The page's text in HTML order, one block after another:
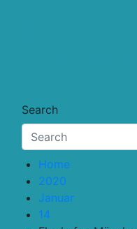
Search
Home
2020
Januar
14